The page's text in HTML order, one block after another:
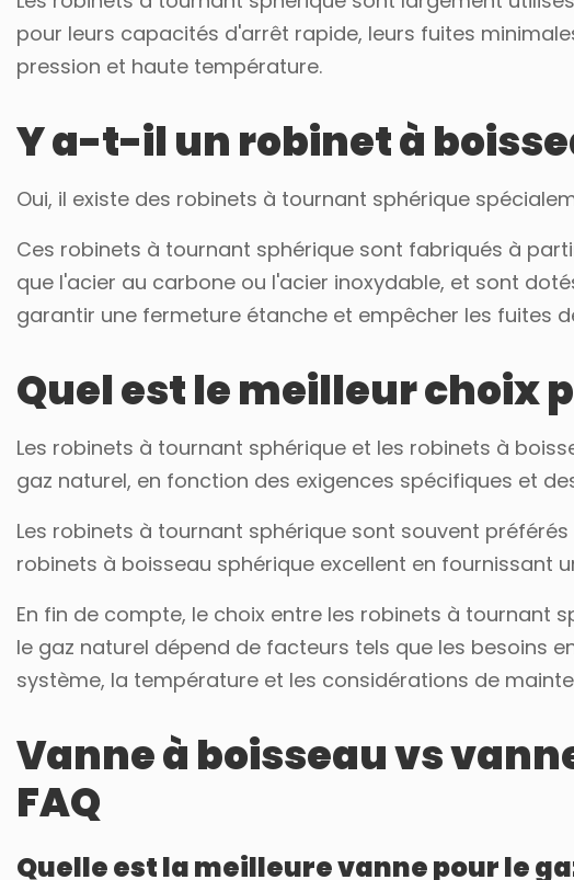
pour leurs capacités d'arrêt rapide, leurs fuites
pression et haute température.
Y a-t-il un robinet à
Oui, il existe des robinets à tournant sphérique
Ces robinets à tournant sphérique sont fabriqués à
que l'acier au carbone ou l'acier inoxydable, et sont
garantir une fermeture étanche et empêcher les fuites
Quel est le meilleur choix
Les robinets à tournant sphérique et les robinets à
gaz naturel, en fonction des exigences spécifiques et
Les robinets à tournant sphérique sont souvent
robinets à boisseau sphérique excellent en fournissant
En fin de compte, le choix entre les robinets à tournant
le gaz naturel dépend de facteurs tels que les besoins
système, la température et les considérations de
Vanne à boisseau vs
FAQ
Quelle est la meilleure vanne pour le